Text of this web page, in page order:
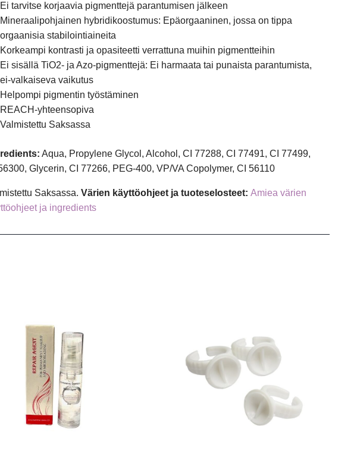
Ei tarvitse korjaavia pigmenttejä parantumisen jälkeen
Mineraalipohjainen hybridikoostumus: Epäorgaaninen, jossa on tippa
orgaanisia stabilointiaineita
Korkeampi kontrasti ja opasiteetti verrattuna muihin pigmentteihin
Ei sisällä TiO2- ja Azo-pigmenttejä: Ei harmaata tai punaista parantumista,
ei-valkaiseva vaikutus
Helpompi pigmentin työstäminen
REACH-yhteensopiva
Valmistettu Saksassa
Aqua, Propylene Glycol, Alcohol, CI 77288, CI 77491, CI 77499,
Glycerin, CI 77266, PEG-400, VP/VA Copolymer, CI 56110
Saksassa. Värien käyttöohjeet ja tuoteselosteet: Amiea värien
ja ingredients